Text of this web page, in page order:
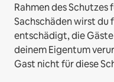
Rahmen des
Sachschäden wirst du
entschädigt, die
deinem Eigentum
Gast nicht für diese